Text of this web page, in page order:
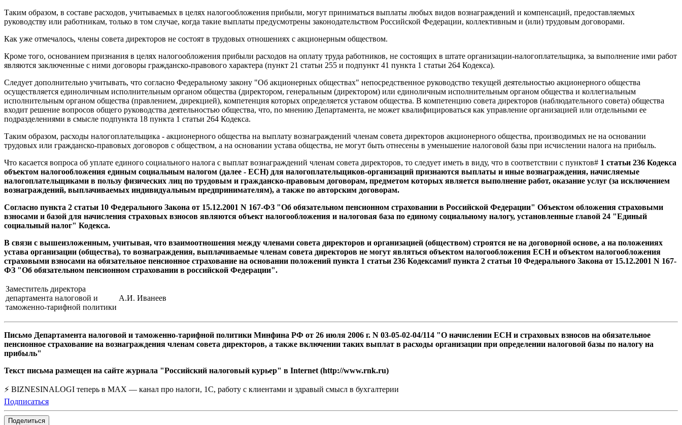
Таким образом, в составе расходов, учитываемых в целях налогообложения прибыли, могут приниматься выплаты любых видов вознаграждений и компенсаций, предоставляемых
руководству или работникам, только в том случае, когда такие выплаты предусмотрены законодательством Российской Федерации, коллективным и (или) трудовым договорами.
Как уже отмечалось, члены совета директоров не состоят в трудовых отношениях с акционерным обществом.
Кроме того, основанием признания в целях налогообложения прибыли расходов на оплату труда работников, не состоящих в штате организации-налогоплательщика, за выполнение ими работ
являются заключенные с ними договоры гражданско-правового характера (пункт 21 статьи 255 и подпункт 41 пункта 1 статьи 264 Кодекса).
Следует дополнительно учитывать, что согласно Федеральному закону "Об акционерных обществах" непосредственное руководство текущей деятельностью акционерного общества
осуществляется единоличным исполнительным органом общества (директором, генеральным (директором) или единоличным исполнительным органом общества и коллегиальным
исполнительным органом общества (правлением, дирекцией), компетенция которых определяется уставом общества. В компетенцию совета директоров (наблюдательного совета) общества
входит решение вопросов общего руководства деятельностью общества, что, по мнению Департамента, не может квалифицироваться как управление организацией или отдельными ее
подразделениями в смысле подпункта 18 пункта 1 статьи 264 Кодекса.
Таким образом, расходы налогоплательщика - акционерного общества на выплату вознаграждений членам совета директоров акционерного общества, производимых не на основании
трудовых или гражданско-правовых договоров с обществом, а на основании устава общества, не могут быть отнесены в уменьшение налоговой базы при исчислении налога на прибыль.
Что касается вопроса об уплате единого социального налога с выплат вознаграждений членам совета директоров, то следует иметь в виду, что в соответствии с пунктов# 1 статьи 236 Кодекса
объектом налогообложения единым социальным налогом (далее - ЕСН) для налогоплательщиков-организаций признаются выплаты и иные вознаграждения, начисляемые
налогоплательщиками в пользу физических лиц по трудовым и гражданско-правовым договорам, предметом которых является выполнение работ, оказание услуг (за исключением
вознаграждений, выплачиваемых индивидуальным предпринимателям), а также по авторским договорам.
Согласно пункта 2 статьи 10 Федерального Закона от 15.12.2001 N 167-ФЗ "Об обязательном пенсионном страховании в Российской Федерации" Объектом обложения страховыми
взносами и базой для начисления страховых взносов являются объект налогообложения и налоговая база по единому социальному налогу, установленные главой 24 "Единый
социальный налог" Кодекса.
В связи с вышеизложенным, учитывая, что взаимоотношения между членами совета директоров и организацией (обществом) строятся не на договорной основе, а на положениях
устава организации (общества), то вознаграждения, выплачиваемые членам совета директоров не могут являться объектом налогообложения ЕСН и объектом налогообложения
страховыми взносами на обязательное пенсионное страхование на основании положений пункта 1 статьи 236 Кодексами# пункта 2 статьи 10 Федерального Закона от 15.12.2001 N 167-
ФЗ "Об обязательном пенсионном страховании в российской Федерации".
Заместитель директора
департамента налоговой и
таможенно-тарифной политики
А.И. Иванеев
Письмо Департамента налоговой и таможенно-тарифной политики Минфина РФ от 26 июля 2006 г. N 03-05-02-04/114 "О начислении ЕСН и страховых взносов на обязательное
пенсионное страхование на вознаграждения членам совета директоров, а также включении таких выплат в расходы организации при определении налоговой базы по налогу на
прибыль"
Текст письма размещен на сайте журнала "Российский налоговый курьер" в Internet (http://www.rnk.ru)
⚡ BIZNESINALOGI теперь в MAX — канал про налоги, 1С, работу с клиентами и здравый смысл в бухгалтерии
Подписаться
Поделиться